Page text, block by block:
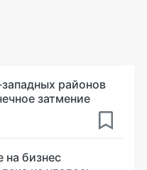
районов
затмение
на бизнес